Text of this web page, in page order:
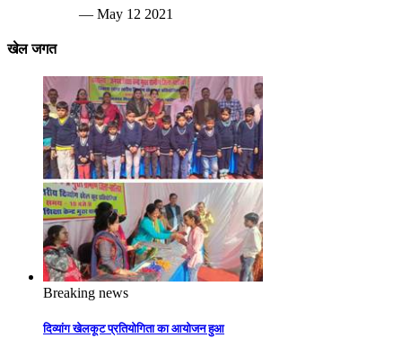
— May 12 2021
खेल जगत
Breaking news
दिव्यांग खेलकूट प्रतियोगिता का आयोजन हुआ